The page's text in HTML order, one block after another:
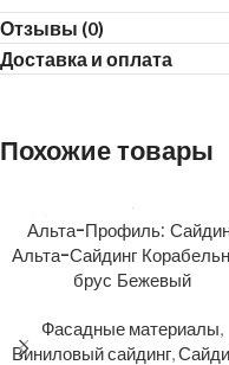
Отзывы (0)
Доставка и оплата
Похожие товары
Альта-Профиль:
Альта-Сайдинг
брус Бежевый
Фасадные материалы,
Виниловый сайдинг,